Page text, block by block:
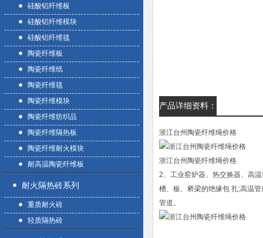
硅酸铝纤维板
硅酸铝纤维模块
硅酸铝纤维毯
陶瓷纤维板
陶瓷纤维纸
陶瓷纤维毯
陶瓷纤维模块
陶瓷纤维纺织品
陶瓷纤维隔热板
陶瓷纤维耐火模块
耐高温陶瓷纤维板
耐火隔热砖系列
重质耐火砖
轻质隔热砖
产品详细资料：
浙江台州陶瓷纤维绳价格
浙江台州陶瓷纤维绳价格
2、工业窑炉器、热交换器、高
槽、板、桥梁的绝缘包 扎;高温
管道。